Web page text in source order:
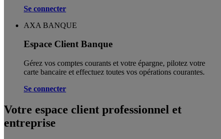
Se connecter
AXA BANQUE
Espace Client Banque
Gérez vos comptes courants et votre épargne, pilotez votre
carte bancaire et effectuez toutes vos opérations courantes.
Se connecter
Votre espace client professionnel et
entreprise